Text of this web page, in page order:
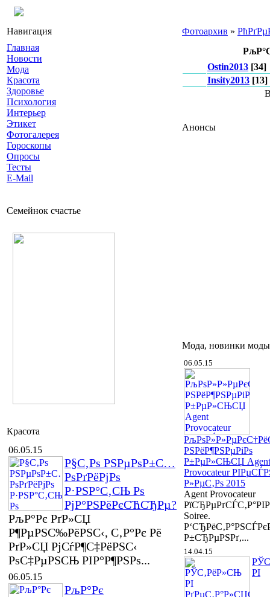
Навигация
Главная
Новости
Мода
Красота
Здоровье
Психология
Интерьер
Этикет
Фотогалерея
Гороскопы
Опросы
Тесты
E-Mail
Семейнок счастье
Красота
06.05.15
Р§С‚Рѕ РЅРµРѕР±С…
РѕРґРёРјРѕ
Р·РЅР°С‚СЊ Рѕ
РјР°РЅРёРєСЋСЂРµ?
РљР°Рє РґР»СЏ
Р¶РµРЅС‰РёРЅС‹, С‚Р°Рє Рё
РґР»СЏ РјСѓР¶С‡РёРЅС‹
РѕС‡РµРЅСЊ РІР°Р¶РЅРѕ...
06.05.15
РљР°Рє
Фотоархив »
Ostin2013 [34]
Insity2013 [13]
Анонсы
Мода, новинки
06.05.15
РЅРёР¶РЅРµРіРѕ
Р±РµР»СЊСЏ Agent
Provocateur
Р»РµС‚Рѕ 2015
Agent Provocateur
Soiree.
Р±СЂРµРЅРґ,...
14.04.15
РІ